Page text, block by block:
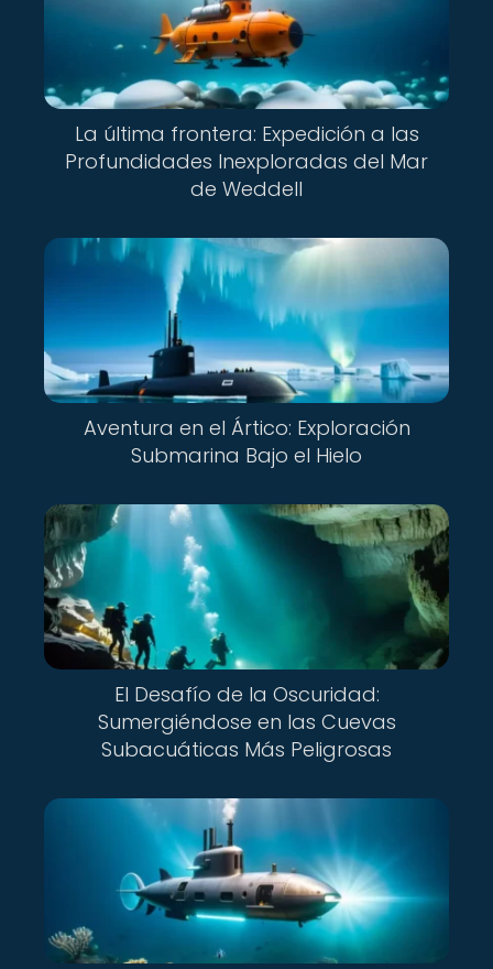
La última frontera: Expedición a las
Profundidades Inexploradas del Mar
de Weddell
Aventura en el Ártico: Exploración
Submarina Bajo el Hielo
El Desafío de la Oscuridad:
Sumergiéndose en las Cuevas
Subacuáticas Más Peligrosas